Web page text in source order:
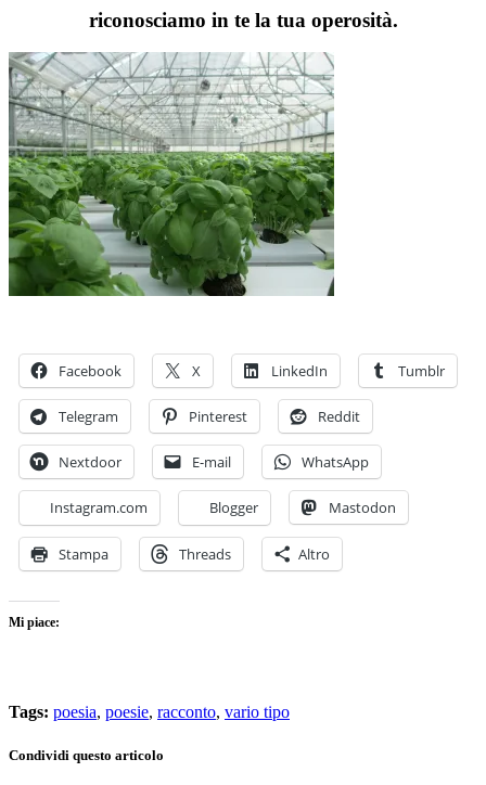
riconosciamo in te la tua operosità.
Facebook X LinkedIn Tumblr
Telegram Pinterest Reddit
Nextdoor E-mail WhatsApp
Instagram.com Blogger Mastodon
Stampa Threads Altro
Mi piace:
Tags: poesia, poesie, racconto, vario tipo
Condividi questo articolo